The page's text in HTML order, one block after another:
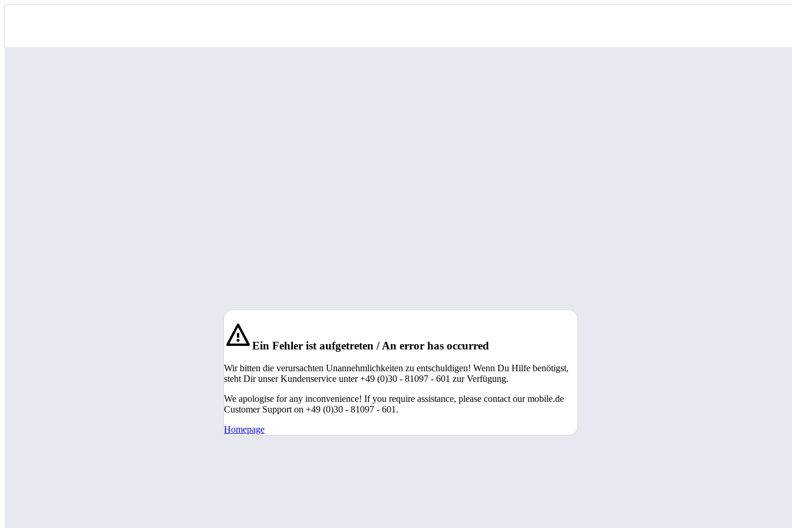
Ein Fehler ist aufgetreten / An error has occurred
Wir bitten die verursachten Unannehmlichkeiten zu entschuldigen! Wenn Du Hilfe benötigst,
steht Dir unser Kundenservice unter +49 (0)30 - 81097 - 601 zur Verfügung.
We apologise for any inconvenience! If you require assistance, please contact our mobile.de
Customer Support on +49 (0)30 - 81097 - 601.
Homepage